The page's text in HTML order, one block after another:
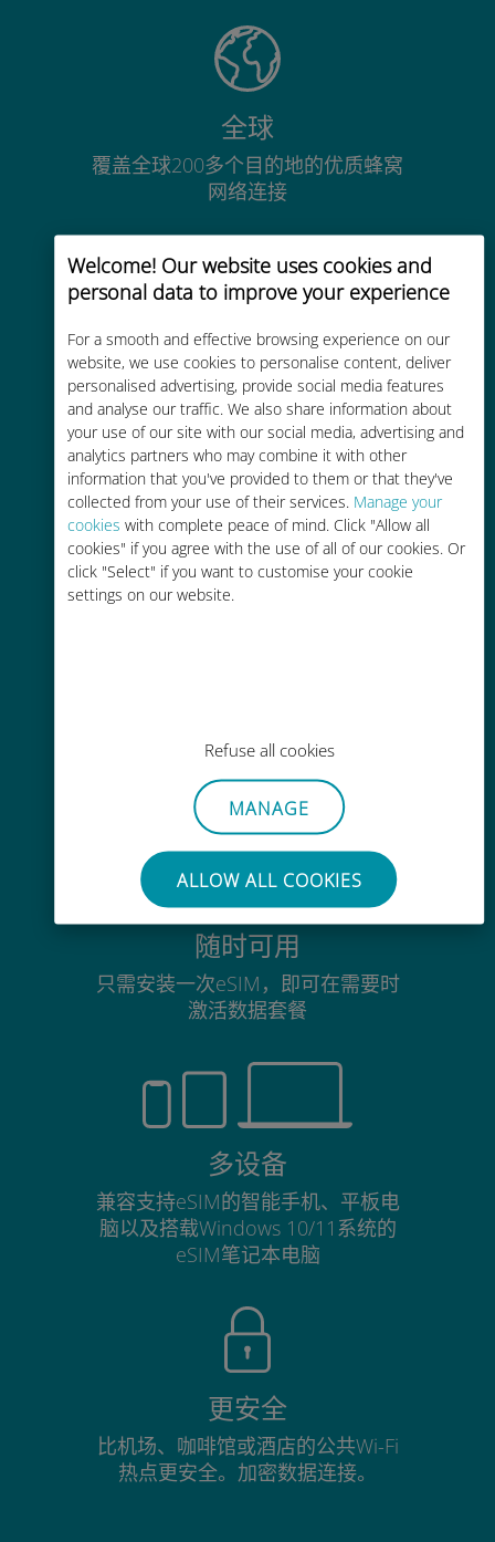
Welcome! Our website uses cookies and
personal data to improve your experience
For a smooth and effective browsing experience on our
website, we use cookies to personalise content, deliver
personalised advertising, provide social media features
and analyse our traffic. We also share information about
your use of our site with our social media, advertising and
analytics partners who may combine it with other
information that you've provided to them or that they've
collected from your use of their services. Manage your
cookies with complete peace of mind. Click "Allow all
cookies" if you agree with the use of all of our cookies. Or
click "Select" if you want to customise your cookie
settings on our website.
Refuse all cookies
MANAGE
ALLOW ALL COOKIES
全球
覆盖全球200多个目的地的优质蜂窝
网络连接
经济实惠
比现有运营商的漫游费便宜高达90%
轻松充值
通过Ubigi应用随时随地通话，即使
没有Wi-Fi或剩余流量也能畅聊
毫不费力
无需取出您现有的SIM卡
随时可用
只需安装一次eSIM，即可在需要时
激活数据套餐
多设备
兼容支持eSIM的智能手机、平板电
脑以及搭载Windows 10/11系统的
eSIM笔记本电脑
更安全
比机场、咖啡馆或酒店的公共Wi-Fi
热点更安全。加密数据连接。